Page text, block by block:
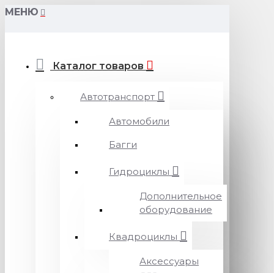
МЕНЮ
Каталог товаров
Автотранспорт
Автомобили
Багги
Гидроциклы
Дополнительное
оборудование
Квадроциклы
Аксессуары